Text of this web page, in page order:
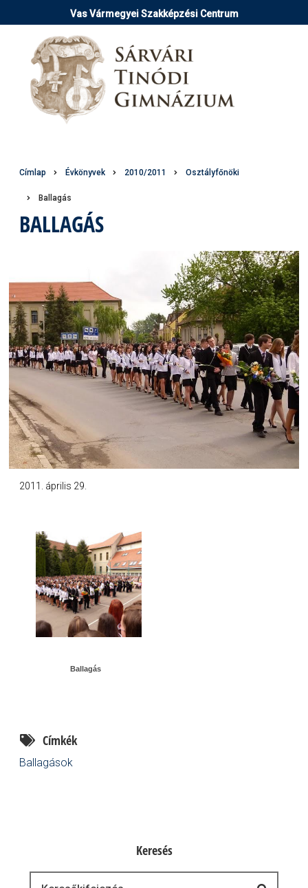
a
tartalomra
Vas Vármegyei Szakképzési Centrum
Morzsa
Címlap Évkönyvek 2010/2011 Osztályfőnöki
Ballagás
BALLAGÁS
Ballagás
Címkék
Ballagások
2011. április 29.
Keresés